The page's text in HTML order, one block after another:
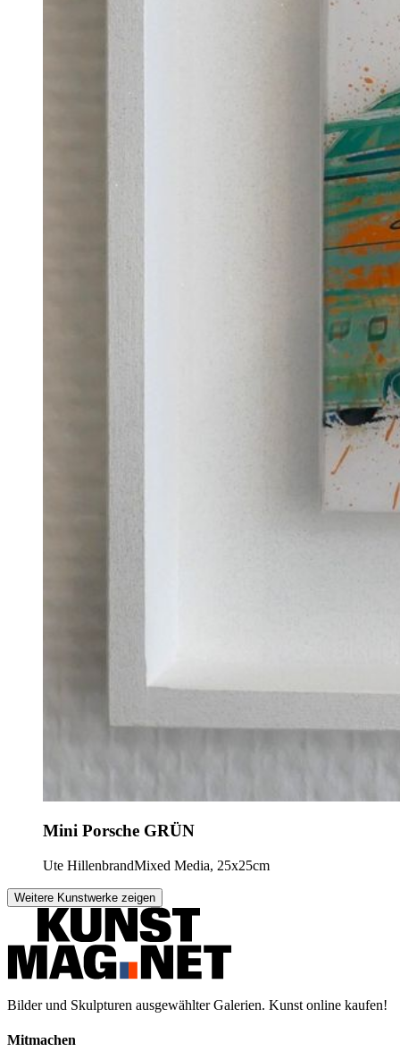
Mini Porsche GRÜN
Ute HillenbrandMixed Media, 25x25cm
Weitere Kunstwerke zeigen
Bilder und Skulpturen ausgewählter Galerien. Kunst online kaufen!
Mitmachen